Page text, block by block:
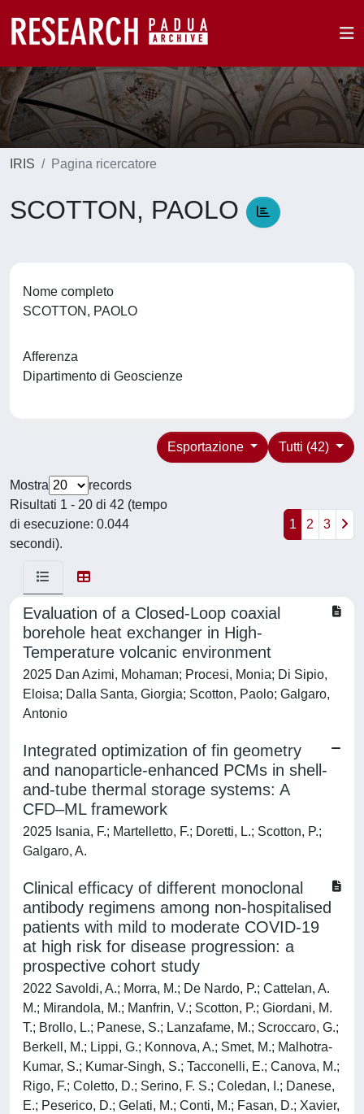
IRIS Pagina ricercatore
SCOTTON, PAOLO
Nome completo
SCOTTON, PAOLO
Afferenza
Dipartimento di Geoscienze
Tutti (42)
Esportazione
Mostra
records
Risultati 1 - 20 di 42 (tempo
di esecuzione: 0.044
secondi).
1 2 3
Evaluation of a Closed-Loop coaxial
borehole heat exchanger in High-
Temperature volcanic environment
2025 Dan Azimi, Mohaman; Procesi, Monia; Di Sipio,
Eloisa; Dalla Santa, Giorgia; Scotton, Paolo; Galgaro,
Antonio
Integrated optimization of fin geometry
and nanoparticle-enhanced PCMs in shell-
and-tube thermal storage systems: A
CFD–ML framework
2025 Isania, F.; Martelletto, F.; Doretti, L.; Scotton, P.;
Galgaro, A.
Clinical efficacy of different monoclonal
antibody regimens among non-hospitalised
patients with mild to moderate COVID-19
at high risk for disease progression: a
prospective cohort study
2022 Savoldi, A.; Morra, M.; De Nardo, P.; Cattelan, A.
M.; Mirandola, M.; Manfrin, V.; Scotton, P.; Giordani, M.
T.; Brollo, L.; Panese, S.; Lanzafame, M.; Scroccaro, G.;
Berkell, M.; Lippi, G.; Konnova, A.; Smet, M.; Malhotra-
Kumar, S.; Kumar-Singh, S.; Tacconelli, E.; Canova, M.;
Rigo, F.; Coletto, D.; Serino, F. S.; Coledan, I.; Danese,
E.; Peserico, D.; Gelati, M.; Conti, M.; Fasan, D.; Xavier,